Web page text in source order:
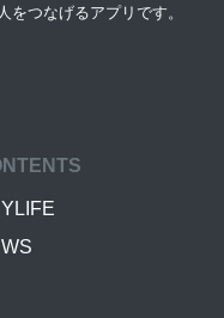
をつなげるアプリです。